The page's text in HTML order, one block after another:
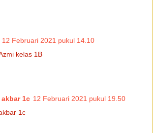
12 Februari 2021 pukul 14.10
kelas 1B
1c 12 Februari 2021 pukul 19.50
1c